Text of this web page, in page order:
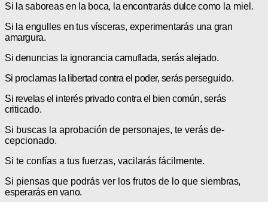
Si la saboreas en la boca, la encontrarás dulce como la miel.
Si la engulles en tus vísceras, experimentarás una gran
amargura.
Si denuncias la ignorancia camuflada, serás alejado.
Si proclamas la libertad contra el poder, serás perse­guido.
Si revelas el interés privado contra el bien común, se­rás
criticado.
Si buscas la aprobación de personajes, te verás de­
cepcionado.
Si te confías a tus fuerzas, vacilarás fácilmente.
Si piensas que podrás ver los frutos de lo que siem­bras,
esperarás en vano.